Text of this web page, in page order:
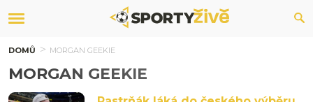
DOMŮ MORGAN GEEKIE
MORGAN GEEKIE